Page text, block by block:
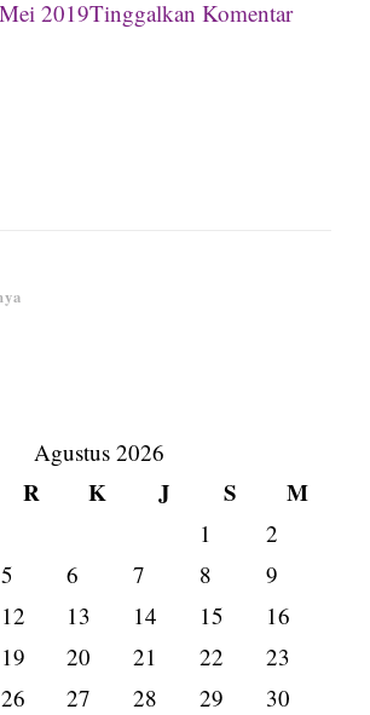
2019Tinggalkan Komentarpada
Agustus 2026
R K J S M
1
2
5 6 7 8
9
12 13 14 15
16
19 20 21 22
23
26 27 28 29
30